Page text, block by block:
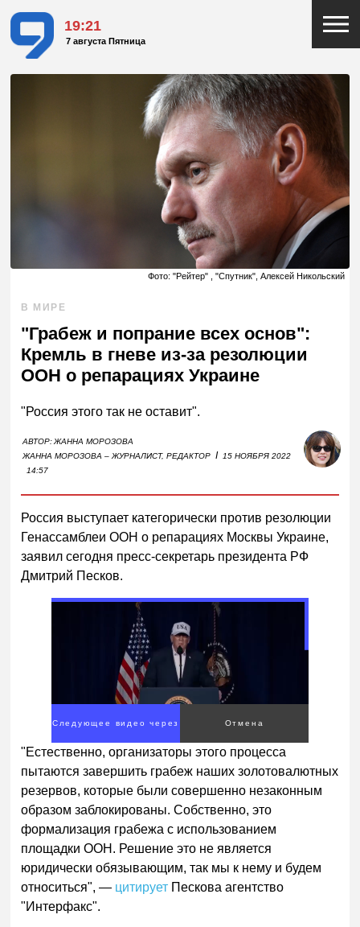
19:21
7 августа Пятница
Фото: "Рейтер" , "Спутник", Алексей Никольский
В МИРЕ
"Грабеж и попрание всех основ":
Кремль в гневе из-за резолюции
ООН о репарациях Украине
"Россия этого так не оставит".
АВТОР:ЖАННА МОРОЗОВА
ЖАННА МОРОЗОВА – ЖУРНАЛИСТ, РЕДАКТОР I
15 НОЯБРЯ 2022
14:57
Россия выступает категорически против резолюции
Генассамблеи ООН о репарациях Москвы Украине,
заявил сегодня пресс-секретарь президента РФ
Дмитрий Песков.
Следующее видео через
3
Отмена
"Естественно, организаторы этого процесса
пытаются завершить грабеж наших золотовалютных
резервов, которые были совершенно незаконным
образом заблокированы. Собственно, это
формализация грабежа с использованием
площадки ООН. Решение это не является
юридически обязывающим, так мы к нему и будем
относиться", — цитирует Пескова агентство
"Интерфакс".